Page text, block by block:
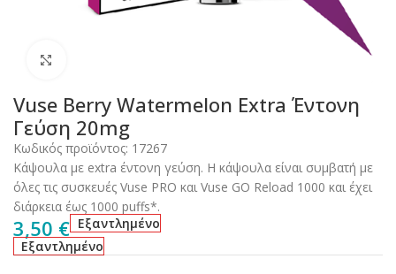
Vuse Berry Watermelon Εxtra Έντονη
Γεύση 20mg
Κωδικός προϊόντος: 17267
Κάψουλα με extra έντονη γεύση. Η κάψουλα είναι συμβατή με
όλες τις συσκευές Vuse PRO και Vuse GO Reload 1000 και έχει
διάρκεια έως 1000 puffs*.
3,50 € Εξαντλημένο
Εξαντλημένο